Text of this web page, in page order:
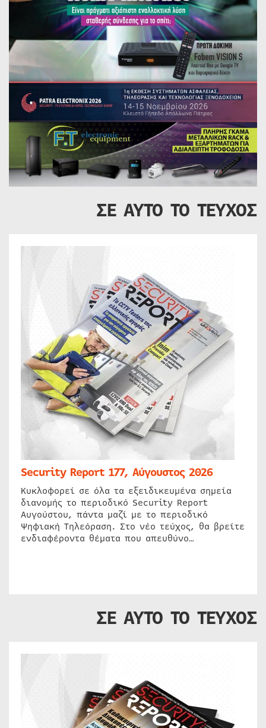
ΣΕ ΑΥΤΟ ΤΟ ΤΕΥΧΟΣ
Security Report 177, Αύγουστος 2026
Κυκλοφορεί σε όλα τα εξειδικευμένα σημεία
διανομής το περιοδικό Security Report
Αυγούστου, πάντα μαζί με το περιοδικό
Ψηφιακή Τηλεόραση. Στο νέο τεύχος, θα βρείτε
ενδιαφέροντα θέματα που απευθύνο…
ΣΕ ΑΥΤΟ ΤΟ ΤΕΥΧΟΣ